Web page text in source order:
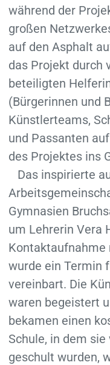
während der
großen
auf den Asphalt
das Projekt durch
beteiligten
(Bürgerinnen und
Künstlerteams,
und Passanten
des Projektes ins
Das inspirierte
Gymnasien
um Lehrerin Vera
Kontaktaufnahme
wurde ein Termin
vereinbart. Die
waren begeistert
bekamen einen
Schule, in dem
geschult wurden,